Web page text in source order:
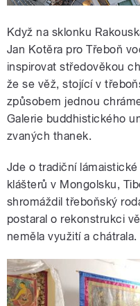
Když na sklonku
Jan Kotěra pro Třeboň
inspirovat středověkou
že se věž, stojící v
způsobem jednou
Galerie buddhistického
zvaných thanek.
Jde o tradiční
klášterů v Mongolsku,
shromáždil třeboňský
postaral o rekonstrukci
neměla využití a chátrala.